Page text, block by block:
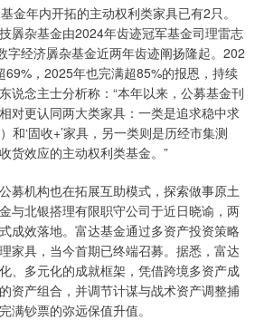
金年内开拓的主动权利类家具已有2只。
羼杂基金由2024年齿迹冠军基金司理雷志
字经济羼杂基金近两年齿迹阐扬隆起。202
69%，2025年也完满超85%的报恩，持续
说念主士分析称：“本年以来，公募基金刊
对更认同两大类家具：一类是追求稳中求
和‘固收+’家具，另一类则是历经市集测
货效应的主动权利类基金。”
募机构也在拓展互助模式，探索做事原土
与北银搭理有限职守公司于近日晓谕，两
成效落地。富达基金通过多资产投资策略
家具，当今首期已终端召募。据悉，富达
、多元化的成就框架，凭借跨境多资产成
资产组合，并调节计谋与战术资产调整捕
满钞票的弥远保值升值。